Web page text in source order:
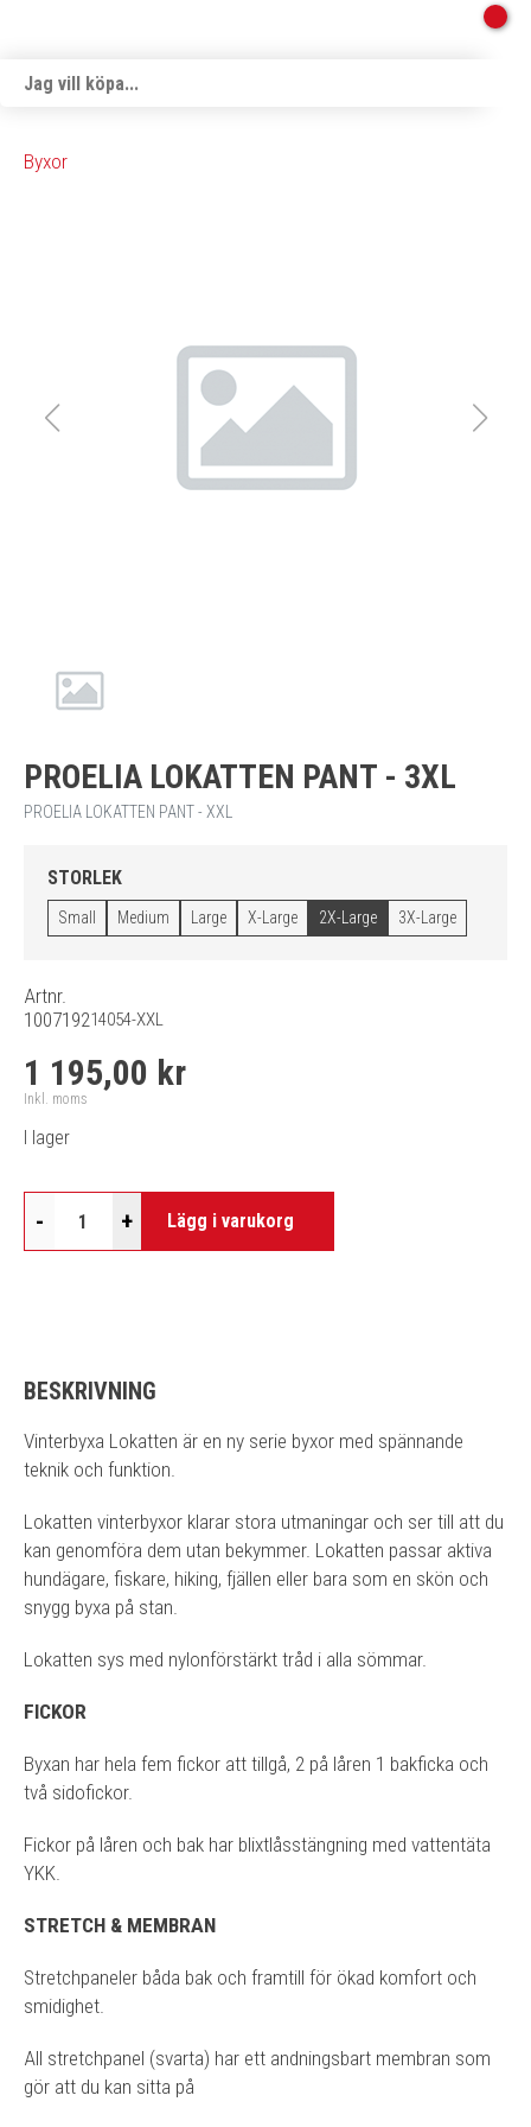
Byxor
PROELIA LOKATTEN PANT - 3XL
PROELIA LOKATTEN PANT - XXL
STORLEK
Small Medium Large X-Large 2X-Large 3X-Large
Artnr.
100719214054-XXL
1 195,00 kr
Inkl. moms
I lager
- + Lägg i varukorg
BESKRIVNING
Vinterbyxa Lokatten är en ny serie byxor med spännande
teknik och funktion.
Lokatten vinterbyxor klarar stora utmaningar och ser till att du
kan genomföra dem utan bekymmer. Lokatten passar aktiva
hundägare, fiskare, hiking, fjällen eller bara som en skön och
snygg byxa på stan.
Lokatten sys med nylonförstärkt tråd i alla sömmar.
FICKOR
Byxan har hela fem fickor att tillgå, 2 på låren 1 bakficka och
två sidofickor.
Fickor på låren och bak har blixtlåsstängning med vattentäta
YKK.
STRETCH & MEMBRAN
Stretchpaneler båda bak och framtill för ökad komfort och
smidighet.
All stretchpanel (svarta) har ett andningsbart membran som
gör att du kan sitta på